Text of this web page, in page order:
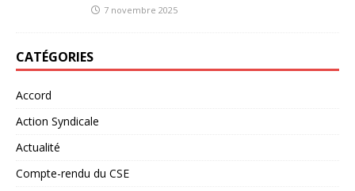
7 novembre 2025
CATÉGORIES
Accord
Action Syndicale
Actualité
Compte-rendu du CSE